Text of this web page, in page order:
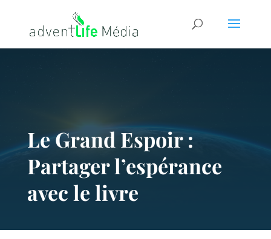
Le Grand Espoir :
Partager l’espérance
avec le livre